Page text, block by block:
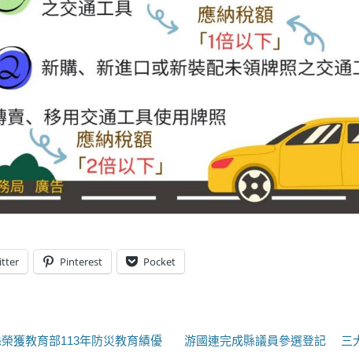
Pinterest Pocket
獲教育部113年防災教育績優
游國連完成縣議員參選登記 三